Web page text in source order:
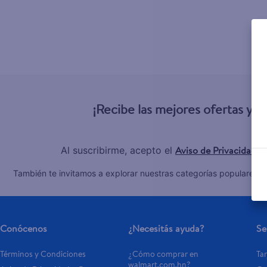
¡Recibe las mejores ofertas y
Al suscribirme, acepto el Aviso de Privacidady
También te invitamos a explorar nuestras categorías populares:
Conócenos
Términos y Condiciones
¿Necesitás ayuda?
¿Cómo comprar en